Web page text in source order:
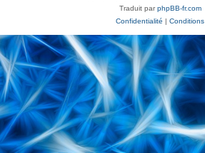
Traduit parphpBB-fr.com
Confidentialité | Conditions